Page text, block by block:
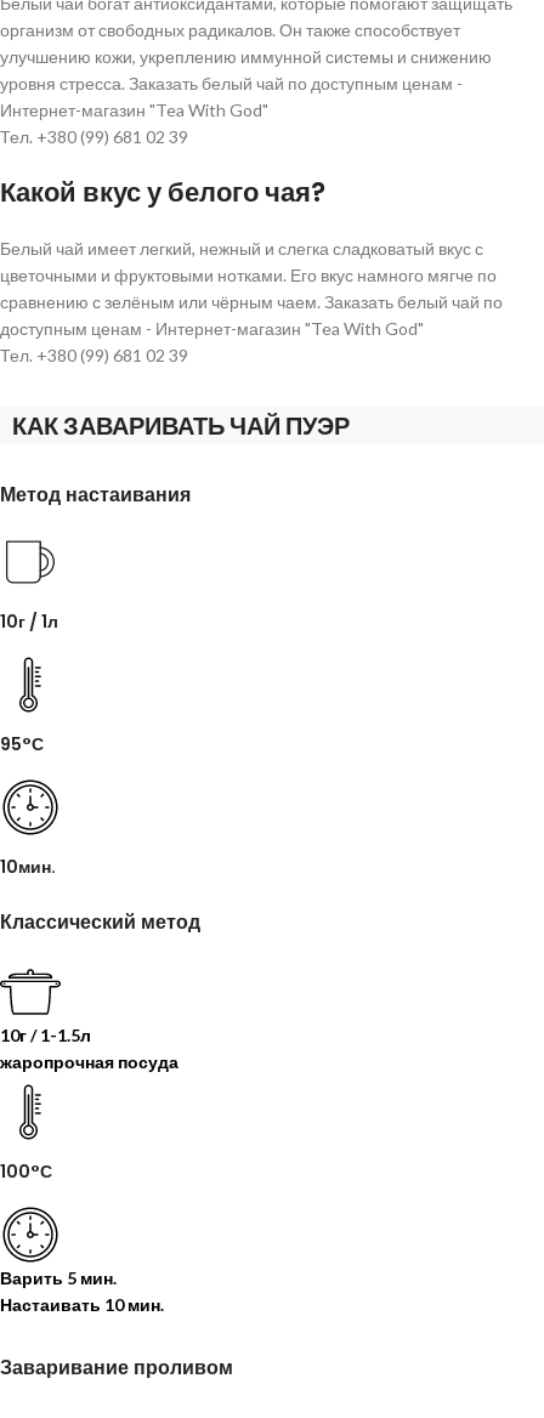
организм от свободных радикалов. Он также способствует
улучшению кожи, укреплению иммунной системы и снижению
уровня стресса. Заказать белый чай по доступным ценам -
Интернет-магазин "Tea With God"
Тел. +380 (99) 681 02 39
Какой вкус у белого чая?
Белый чай имеет легкий, нежный и слегка сладковатый вкус с
цветочными и фруктовыми нотками. Его вкус намного мягче по
сравнению с зелёным или чёрным чаем. Заказать белый чай по
доступным ценам - Интернет-магазин "Tea With God"
Тел. +380 (99) 681 02 39
КАК ЗАВАРИВАТЬ ЧАЙ ПУЭР
Метод настаивания
10г / 1л
95°С
10мин.
Классический метод
10г / 1-1.5л
жаропрочная посуда
100°С
Варить 5 мин.
Настаивать 10 мин.
Заваривание проливом